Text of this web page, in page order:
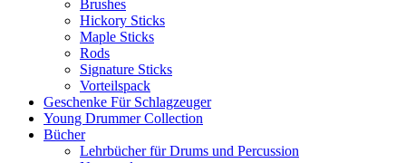
Brushes
Hickory Sticks
Maple Sticks
Rods
Signature Sticks
Vorteilspack
Geschenke Für Schlagzeuger
Young Drummer Collection
Bücher
Lehrbücher für Drums und Percussion